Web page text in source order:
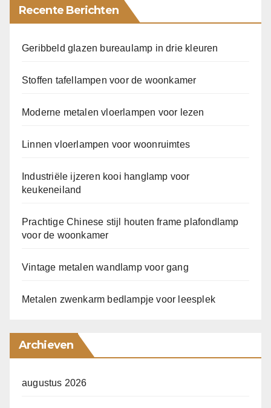
Recente Berichten
Geribbeld glazen bureaulamp in drie kleuren
Stoffen tafellampen voor de woonkamer
Moderne metalen vloerlampen voor lezen
Linnen vloerlampen voor woonruimtes
Industriële ijzeren kooi hanglamp voor
keukeneiland
Prachtige Chinese stijl houten frame plafondlamp
voor de woonkamer
Vintage metalen wandlamp voor gang
Metalen zwenkarm bedlampje voor leesplek
Archieven
augustus 2026